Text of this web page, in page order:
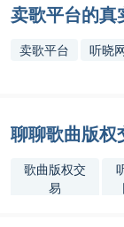
卖歌平台的真
卖歌平台 听晓
聊聊歌曲版权
歌曲版权交
易